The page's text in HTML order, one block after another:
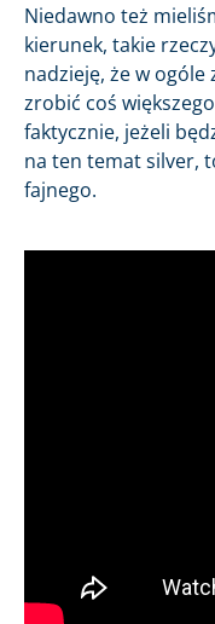
Niedawno też
kierunek, takie
nadzieję, że w ogóle
zrobić coś
faktycznie, jeżeli
na ten temat silver,
fajnego.